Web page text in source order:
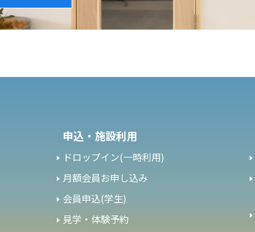
申込・施設利用
ドロップイン(一時利用)
月額会員お申し込み
会員申込(学生)
見学・体験予約